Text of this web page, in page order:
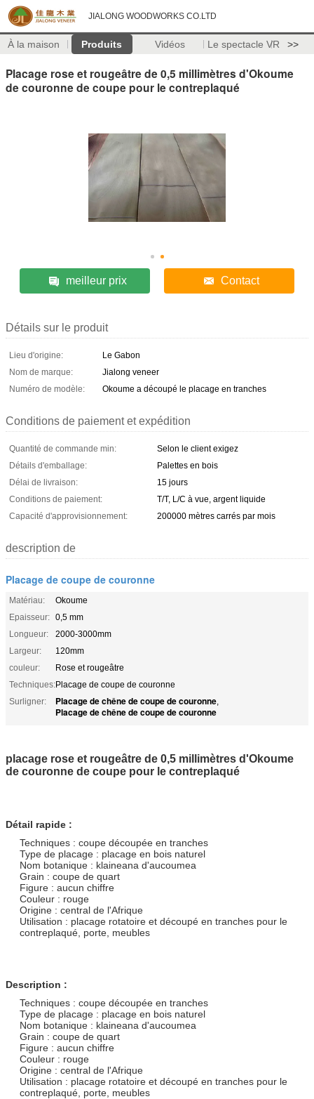
JIALONG WOODWORKS CO.LTD
À la maison Produits Vidéos Le spectacle VR >>
Placage rose et rougeâtre de 0,5 millimètres d'Okoume
de couronne de coupe pour le contreplaqué
meilleur prix Contact
Détails sur le produit
Lieu d'origine:
Le Gabon
Nom de marque:
Jialong veneer
Numéro de modèle:
Okoume a découpé le placage en tranches
Conditions de paiement et expédition
Quantité de commande min:
Selon le client exigez
Détails d'emballage:
Palettes en bois
Délai de livraison:
15 jours
Conditions de paiement:
T/T, L/C à vue, argent liquide
Capacité d'approvisionnement:
200000 mètres carrés par mois
description de
Placage de coupe de couronne
Matériau:
Okoume
Epaisseur: 0,5 mm
Longueur:
2000-3000mm
Largeur:
120mm
couleur:
Rose et rougeâtre
Techniques:Placage de coupe de couronne
Surligner:
Placage de chêne de coupe de couronne,
Placage de chêne de coupe de couronne
placage rose et rougeâtre de 0,5 millimètres d'Okoume
de couronne de coupe pour le contreplaqué
Détail rapide :
Techniques : coupe découpée en tranches
Type de placage : placage en bois naturel
Nom botanique : klaineana d'aucoumea
Grain : coupe de quart
Figure : aucun chiffre
Couleur : rouge
Origine : central de l'Afrique
Utilisation : placage rotatoire et découpé en tranches pour le
contreplaqué, porte, meubles
Description :
Techniques : coupe découpée en tranches
Type de placage : placage en bois naturel
Nom botanique : klaineana d'aucoumea
Grain : coupe de quart
Figure : aucun chiffre
Couleur : rouge
Origine : central de l'Afrique
Utilisation : placage rotatoire et découpé en tranches pour le
contreplaqué, porte, meubles